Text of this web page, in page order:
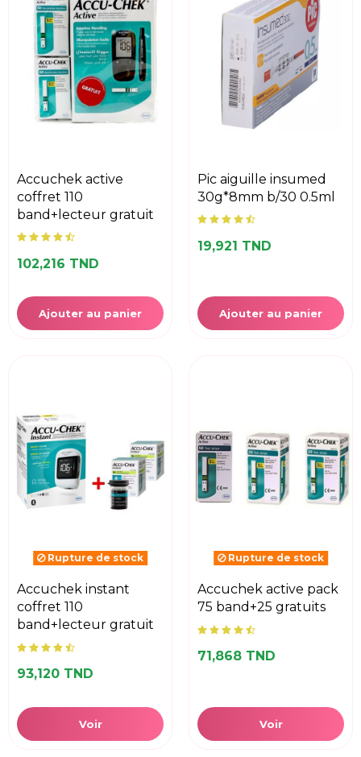
accuchek active
coffret 110
band+lecteur gratuit
102,216 TND
Ajouter au panier
pic aiguille insumed
30g*8mm b/30 0.5ml
19,921 TND
Ajouter au panier
Rupture de stock
accuchek instant
coffret 110
band+lecteur gratuit
93,120 TND
Voir
Rupture de stock
accuchek active pack
75 band+25 gratuits
71,868 TND
Voir